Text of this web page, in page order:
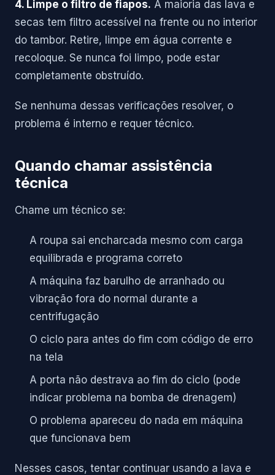
4. Limpe o filtro de fiapos. A maioria das lava e
secas tem filtro acessível na frente ou no interior
do tambor. Retire, limpe em água corrente e
recoloque. Se nunca foi limpo, pode estar
completamente obstruído.
Se nenhuma dessas verificações resolver, o
problema é interno e requer técnico.
Quando chamar assistência
técnica
Chame um técnico se:
A roupa sai encharcada mesmo com carga
equilibrada e programa correto
A máquina faz barulho de arranhado ou
vibração fora do normal durante a
centrifugação
O ciclo para antes do fim com código de erro
na tela
A porta não destrava ao fim do ciclo (pode
indicar problema na bomba de drenagem)
O problema apareceu do nada em máquina
que funcionava bem
Nesses casos, tentar continuar usando a lava e